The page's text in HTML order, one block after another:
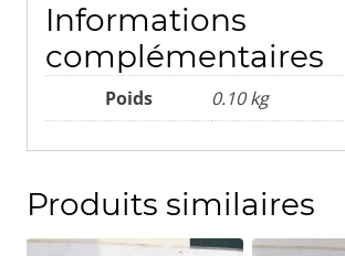
Informations
complémentaires
Poids 0.10 kg
Produits similaires